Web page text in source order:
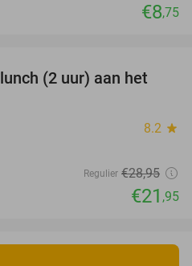
€8,75
24%
(2 uur) aan het
8.2 star
Regulier €28,95
€21 ,95